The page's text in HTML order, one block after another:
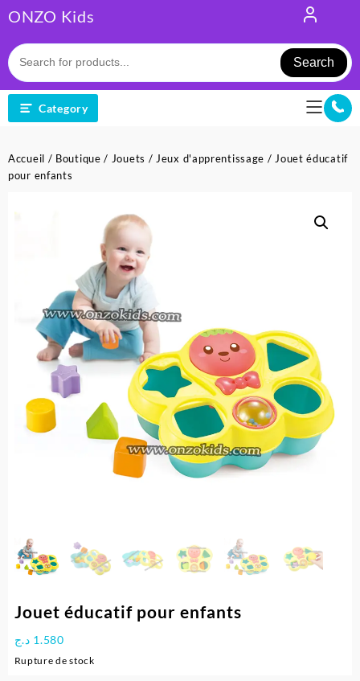
to
content
ONZO Kids
Search
Category
Accueil / Boutique / Jouets / Jeux d'apprentissage / Jouet éducatif
pour enfants
Jouet éducatif pour enfants
1.580 د.ج
Rupture de stock